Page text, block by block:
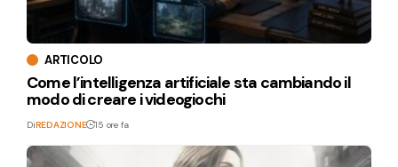
ARTICOLO
Come l’intelligenza artificiale sta cambiando il
modo di creare i videogiochi
DiREDAZIONE 15 ore fa